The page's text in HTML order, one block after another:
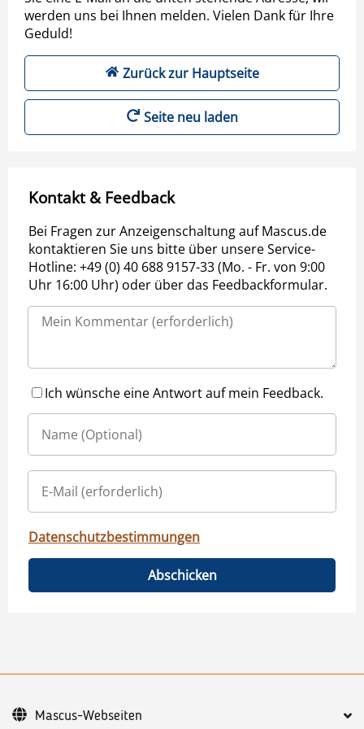
werden uns bei Ihnen melden. Vielen Dank für Ihre
Geduld!
Zurück zur Hauptseite
Seite neu laden
Kontakt & Feedback
Bei Fragen zur Anzeigenschaltung auf Mascus.de
kontaktieren Sie uns bitte über unsere Service-
Hotline: +49 (0) 40 688 9157-33 (Mo. - Fr. von 9:00
Uhr 16:00 Uhr) oder über das Feedbackformular.
Ich wünsche eine Antwort auf mein Feedback.
Datenschutzbestimmungen
Abschicken
Mascus-Webseiten